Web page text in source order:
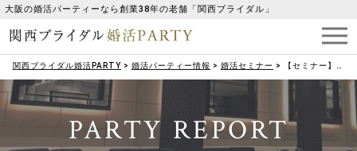
大阪の婚活パーティーなら創業38年の老舗「関西ブライダル」
関西ブライダル婚活PARTY > 婚活パーティー情報 > 婚活セミナー > 【セミナー】婚活男性向け 知らないと損をする！お金の貯め方&増やし方
PARTY REPORT